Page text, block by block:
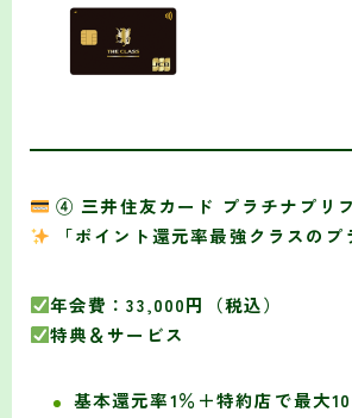
④ 三井住友カード プラチナプリ
「ポイント還元率最強クラスのプ
年会費：33,000円（税込）
特典＆サービス
基本還元率1％＋特約店で最大10